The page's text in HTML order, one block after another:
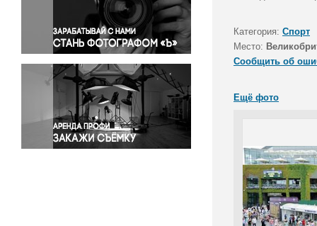
Правосудие
Происшествия и конфликты
Религия
Светская жизнь
Спорт
Экология
Экономика и бизнес
Категория: Спорт
Место:
Сообщить об
Ещё фото